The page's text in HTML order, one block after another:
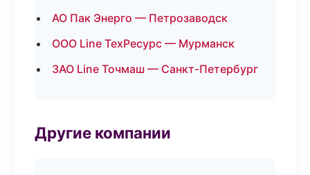
АО Пак Энерго — Петрозаводск
ООО Line ТехРесурс — Мурманск
ЗАО Line Точмаш — Санкт-Петербург
Другие компании